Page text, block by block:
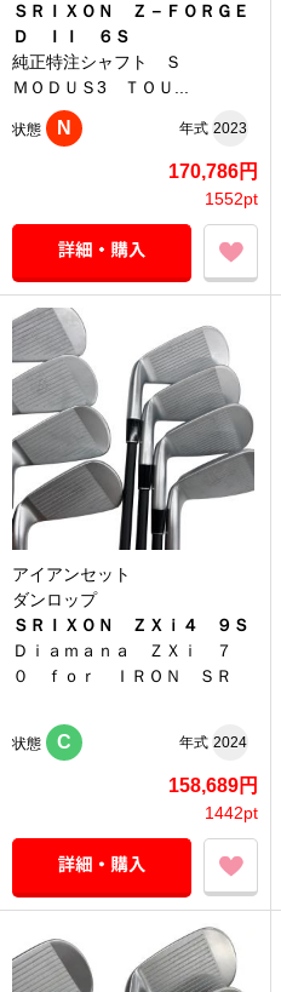
ＳＲＩＸＯＮ Ｚ－ＦＯＲＧＥ
Ｄ ＩＩ ６Ｓ
純正特注シャフト Ｓ
ＭＯＤＵＳ3 ＴＯＵ...
状態 N 年式 2023
170,786円
1552pt
アイアンセット
ダンロップ
ＳＲＩＸＯＮ ＺＸｉ４ ９Ｓ
Ｄｉａｍａｎａ ＺＸｉ ７
０ ｆｏｒ ＩＲＯＮ ＳＲ
状態 C 年式 2024
158,689円
1442pt